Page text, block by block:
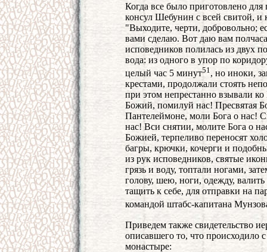
Когда все было приготовлено
консул Шебунин с всей свитой, и
"Выходите, черти, добровольно;
вами сделаю. Вот даю вам
исповедников полилась из двух
вода: из одного в упор по
целый час 5 минут51 , но иноки,
крестами, продолжали стоять
при этом непрестанно взывали
Божий, помилуй нас! Пресвятая
Пантелеймоне, моли Бога о нас!
нас! Вси снятии, молите Бога о
Божией, терпеливо переносят
багры, крючки, кочерги и
из рук исповедников, святые
грязь и воду, топтали ногами,
голову, шею, ноги, одежду,
тащить к себе, для отправки на
командой штабс-капитана
Приведем также свидетельство
описавшего то, что
монастыре: